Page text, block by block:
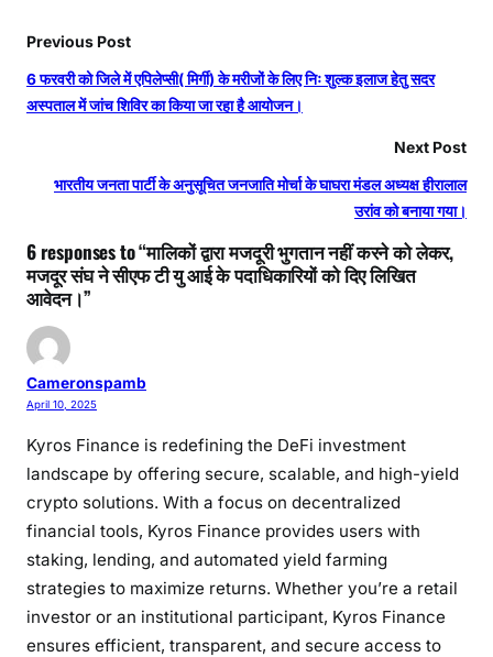
Previous Post
6 फरवरी को जिले में एपिलेप्सी( मिर्गी) के मरीजों के लिए निः शुल्क इलाज हेतु सदर
अस्पताल में जांच शिविर का किया जा रहा है आयोजन।
Next Post
भारतीय जनता पार्टी के अनुसूचित जनजाति मोर्चा के घाघरा मंडल अध्यक्ष हीरालाल
उरांव को बनाया गया।
6 responses to “मालिकों द्वारा मजदूरी भुगतान नहीं करने को लेकर,
मजदूर संघ ने सीएफ टी यु आई के पदाधिकारियों को दिए लिखित
आवेदन।”
Cameronspamb
April 10, 2025
Kyros Finance is redefining the DeFi investment
landscape by offering secure, scalable, and high-yield
crypto solutions. With a focus on decentralized
financial tools, Kyros Finance provides users with
staking, lending, and automated yield farming
strategies to maximize returns. Whether you’re a retail
investor or an institutional participant, Kyros Finance
ensures efficient, transparent, and secure access to